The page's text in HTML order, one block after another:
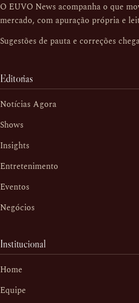
O EUVO News acompanha o que
mercado, com apuração própria e
Sugestões de pauta e correções
Editorias
Notícias Agora
Shows
Insights
Entretenimento
Eventos
Negócios
Institucional
Home
Equipe